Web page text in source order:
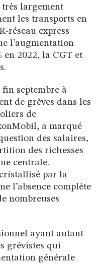
largement
les transports en
réseau express
l’augmentation
en 2022, la CGT et
septembre à
de grèves dans les
de
a marqué
des salaires,
des richesses
centrale.
par la
l’absence complète
nombreuses
ayant autant
grévistes qui
générale